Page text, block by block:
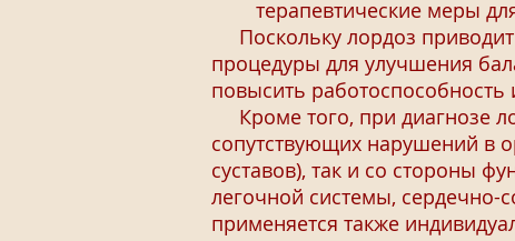
терапевтические меры
Поскольку лордоз
процедуры для улучшения
повысить работоспособность
Кроме того, при диагнозе
сопутствующих нарушений в
суставов), так и со стороны
легочной системы,
применяется также